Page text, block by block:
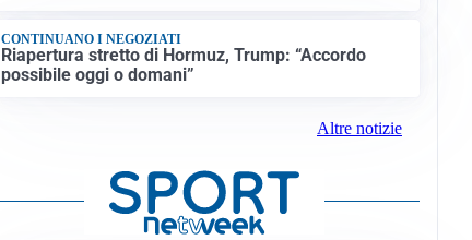
CONTINUANO I NEGOZIATI
Riapertura stretto di Hormuz, Trump: “Accordo
possibile oggi o domani”
Altre notizie